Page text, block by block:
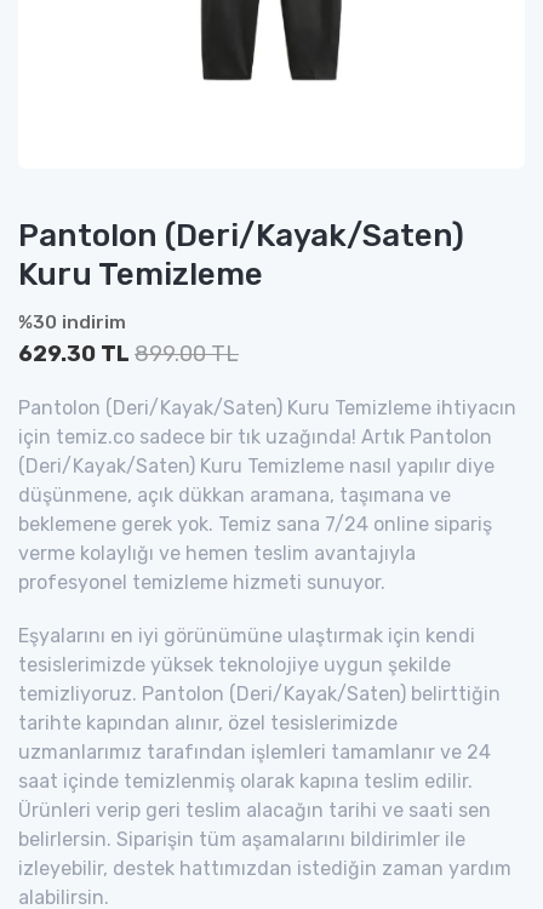
Pantolon (Deri/Kayak/Saten)
Kuru Temizleme
%30 indirim
629.30 TL 899.00 TL
Pantolon (Deri/Kayak/Saten) Kuru Temizleme ihtiyacın
için temiz.co sadece bir tık uzağında! Artık Pantolon
(Deri/Kayak/Saten) Kuru Temizleme nasıl yapılır diye
düşünmene, açık dükkan aramana, taşımana ve
beklemene gerek yok. Temiz sana 7/24 online sipariş
verme kolaylığı ve hemen teslim avantajıyla
profesyonel temizleme hizmeti sunuyor.
Eşyalarını en iyi görünümüne ulaştırmak için kendi
tesislerimizde yüksek teknolojiye uygun şekilde
temizliyoruz. Pantolon (Deri/Kayak/Saten) belirttiğin
tarihte kapından alınır, özel tesislerimizde
uzmanlarımız tarafından işlemleri tamamlanır ve 24
saat içinde temizlenmiş olarak kapına teslim edilir.
Ürünleri verip geri teslim alacağın tarihi ve saati sen
belirlersin. Siparişin tüm aşamalarını bildirimler ile
izleyebilir, destek hattımızdan istediğin zaman yardım
alabilirsin.